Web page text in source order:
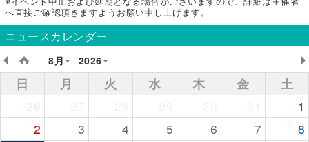
へ直接ご確認頂きますようお願い申し上げます。
ニュースカレンダー
8月
2026
日 月 火 水 木 金
土
26
1
2
3 4 5 6 7
8